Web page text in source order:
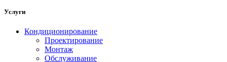
Услуги
Кондиционирование
Проектирование
Монтаж
Обслуживание